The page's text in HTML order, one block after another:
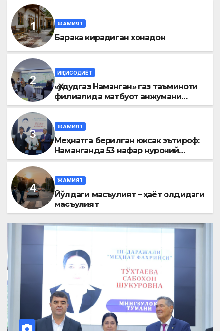
ЖАМИЯТ
Барака кирадиган хонадон
ИҚТИСОДИЁТ
«Ҳудудгаз Наманган» газ таъминоти
филиалида матбуот анжумани
ўтказилди
ЖАМИЯТ
Меҳнатга берилган юксак эътироф:
Наманганда 53 нафар нуроний
«Меҳнат фахрийси» кўкрак нишони
ЖАМИЯТ
Йўлдаги масъулият – ҳаёт олдидаги
масъулият